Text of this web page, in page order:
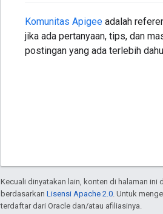
Komunitas Apigee adalah
jika ada pertanyaan, tips, dan
postingan yang ada terlebih
Kecuali dinyatakan lain, konten di halaman ini
berdasarkan Lisensi Apache 2.0. Untuk
terdaftar dari Oracle dan/atau afiliasinya.